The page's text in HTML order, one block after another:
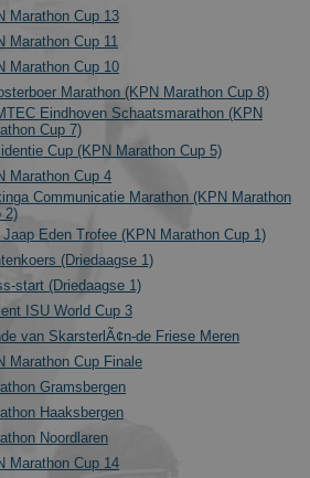
Marathon Cup 13
Marathon Cup 11
Marathon Cup 10
Marathon (KPN Marathon Cup 8)
Eindhoven Schaatsmarathon (KPN
Cup 7)
Cup (KPN Marathon Cup 5)
Marathon Cup 4
Communicatie Marathon (KPN Marathon
2)
Jaap Eden Trofee (KPN Marathon Cup 1)
(Driedaagse 1)
start (Driedaagse 1)
ISU World Cup 3
van SkarsterlÃ¢n-de Friese Meren
Marathon Cup Finale
Gramsbergen
Haaksbergen
Noordlaren
Marathon Cup 14
distinguish
unique users
client
identifier. It
each page